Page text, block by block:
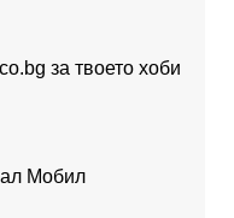
за твоето хоби
Мобил